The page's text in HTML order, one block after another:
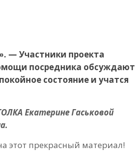
— Участники проекта
посредника обсуждают
состояние и учатся
Екатерине Гаськовой
этот прекрасный материал!